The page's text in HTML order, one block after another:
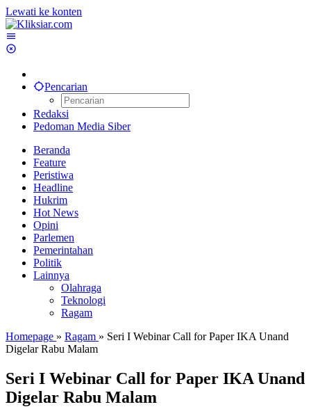
Lewati ke konten
Pencarian
Redaksi
Pedoman Media Siber
Beranda
Feature
Peristiwa
Headline
Hukrim
Hot News
Opini
Parlemen
Pemerintahan
Politik
Lainnya
Olahraga
Teknologi
Ragam
Homepage » Ragam » Seri I Webinar Call for Paper IKA Unand
Digelar Rabu Malam
Seri I Webinar Call for Paper IKA Unand
Digelar Rabu Malam